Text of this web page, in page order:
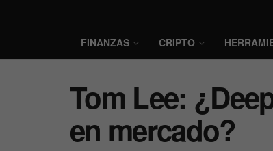
FINANZAS CRIPTO
Tom Lee:
en mercado?